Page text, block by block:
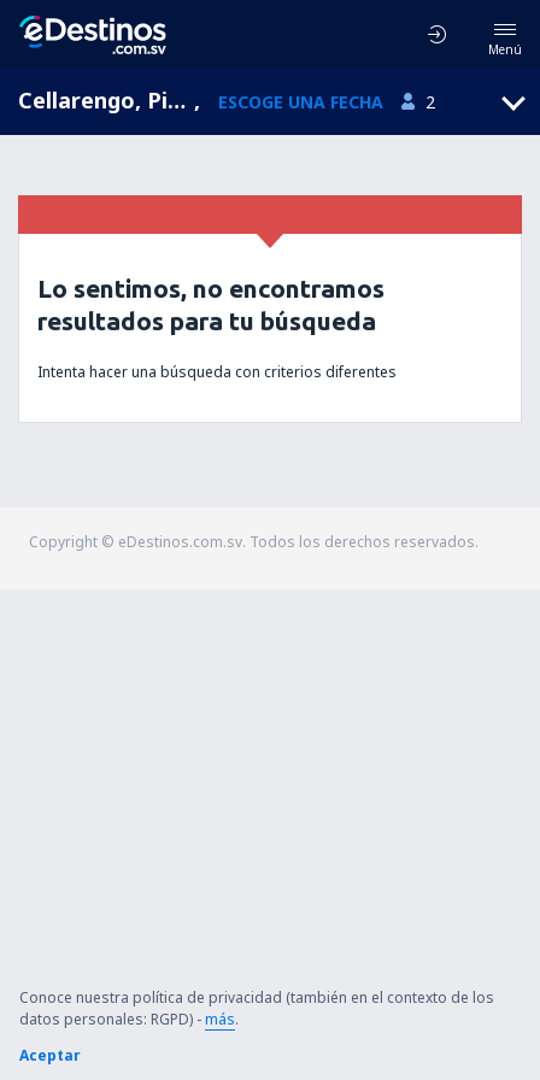
Menú
Cellarengo, Piamonte, Italia , ESCOGE UNA FECHA 2
Lo sentimos, no encontramos
resultados para tu búsqueda
Intenta hacer una búsqueda con criterios diferentes
Copyright © eDestinos.com.sv. Todos los derechos reservados.
Conoce nuestra política de privacidad (también en el contexto de los
datos personales: RGPD) -más.
Aceptar